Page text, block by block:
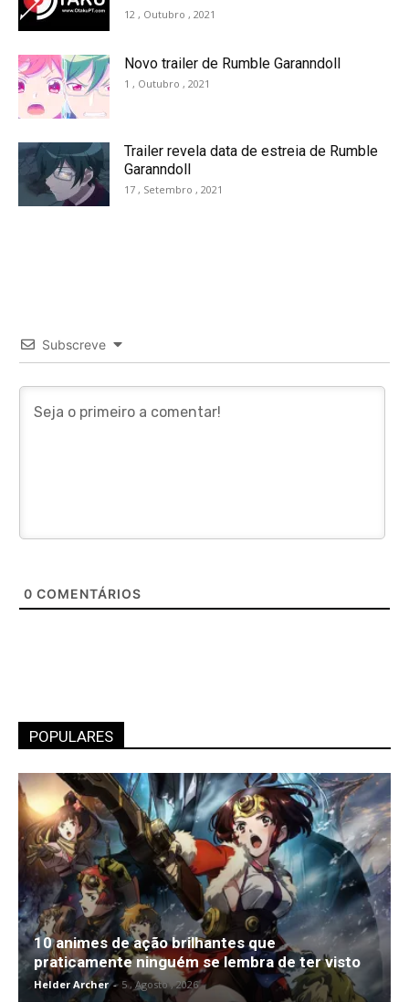
12 , Outubro , 2021
Novo trailer de Rumble Garanndoll
1 , Outubro , 2021
Trailer revela data de estreia de Rumble
Garanndoll
17 , Setembro , 2021
Subscreve
0 COMENTÁRIOS
POPULARES
10 animes de ação brilhantes que
praticamente ninguém se lembra de ter visto
Helder Archer - 5 , Agosto , 2026